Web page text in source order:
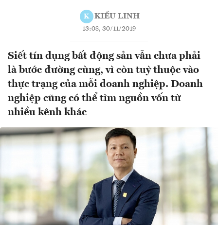
K KIỀU LINH
13:08, 30/11/2019
Siết tín dụng bất động sản vẫn chưa phải
là bước đường cùng, vì còn tuỳ thuộc vào
thực trạng của mỗi doanh nghiệp. Doanh
nghiệp cũng có thể tìm nguồn vốn từ
nhiều kênh khác